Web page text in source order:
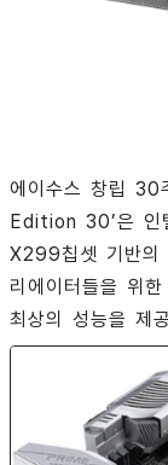
에이수스 창립 30
Edition 30’은 인
X299칩셋 기반의
리에이터들을 위
최상의 성능을 제